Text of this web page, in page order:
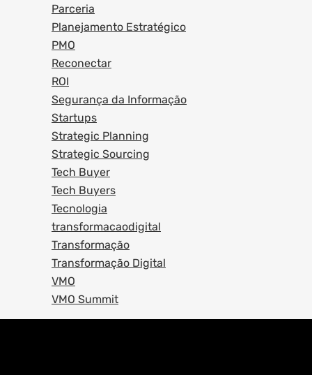
Parceria
Planejamento Estratégico
PMO
Reconectar
ROI
Segurança da Informação
Startups
Strategic Planning
Strategic Sourcing
Tech Buyer
Tech Buyers
Tecnologia
transformacaodigital
Transformação
Transformação Digital
VMO
VMO Summit